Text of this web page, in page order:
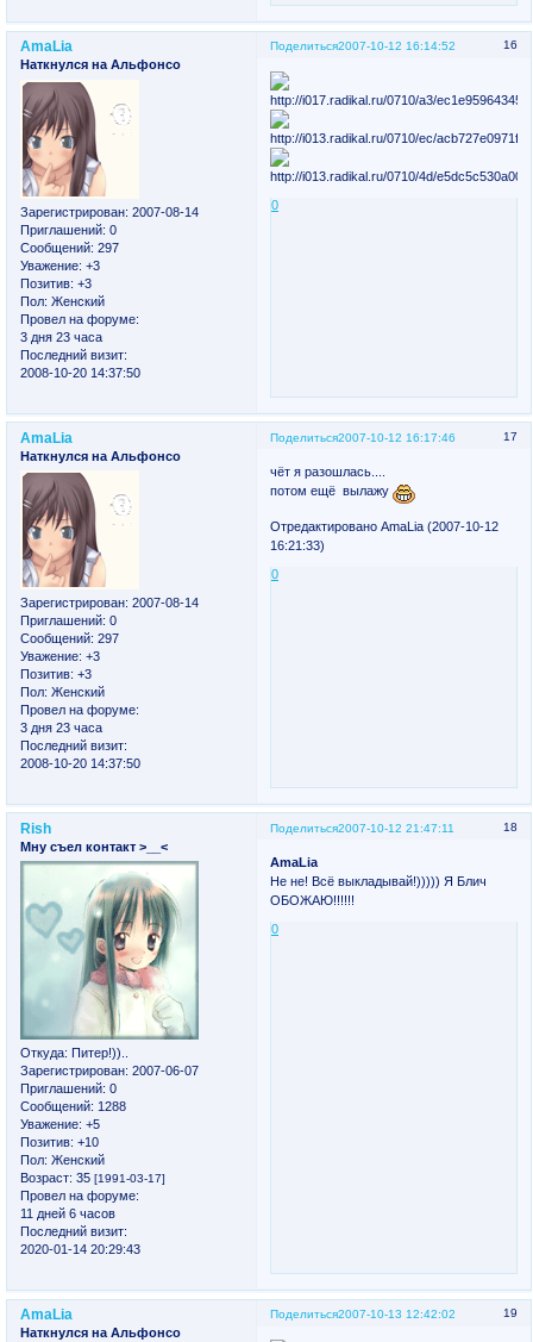
Поделиться 16
2007-10-12 16:14:52
AmaLia
Наткнулся на Альфонсо
Зарегистрирован: 2007-08-14
Приглашений: 0
Сообщений: 297
Уважение: +3
Позитив: +3
Пол: Женский
Провел на форуме:
3 дня 23 часа
Последний визит:
2008-10-20 14:37:50
0
Поделиться 17
2007-10-12 16:17:46
AmaLia
Наткнулся на Альфонсо
Зарегистрирован: 2007-08-14
Приглашений: 0
Сообщений: 297
Уважение: +3
Позитив: +3
Пол: Женский
Провел на форуме:
3 дня 23 часа
Последний визит:
2008-10-20 14:37:50
чёт я разошлась....
потом ещё вылажу
Отредактировано AmaLia (2007-10-12
16:21:33)
0
Поделиться 18
2007-10-12 21:47:11
Rish
Мну съел контакт >__<
Откуда: Питер!))..
Зарегистрирован: 2007-06-07
Приглашений: 0
Сообщений: 1288
Уважение: +5
Позитив: +10
Пол: Женский
Возраст: 35 [1991-03-17]
Провел на форуме:
11 дней 6 часов
Последний визит:
2020-01-14 20:29:43
AmaLia
Не не! Всё выкладывай!))))) Я Блич
ОБОЖАЮ!!!!!!
0
Поделиться 19
2007-10-13 12:42:02
AmaLia
Наткнулся на Альфонсо